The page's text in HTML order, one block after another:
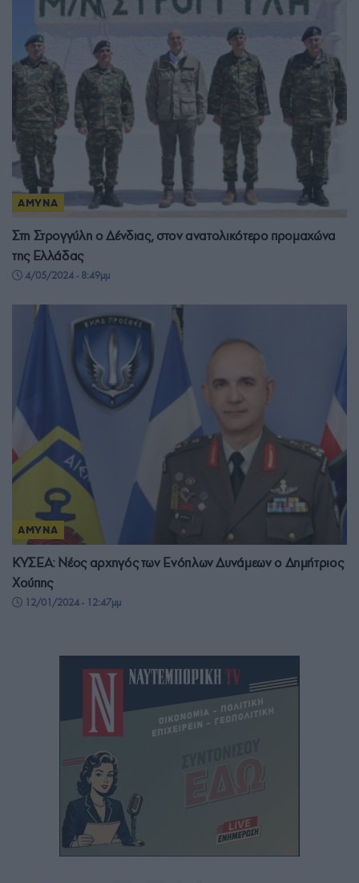
ΑΜΥΝΑ
Στη Στρογγύλη ο Δένδιας, στον ανατολικότερο προμαχώνα
της Ελλάδας
4/05/2024 - 8:49μμ
ΑΜΥΝΑ
ΚΥΣΕΑ: Νέος αρχηγός των Ενόπλων Δυνάμεων ο Δημήτριος
Χούπης
12/01/2024 - 12:47μμ